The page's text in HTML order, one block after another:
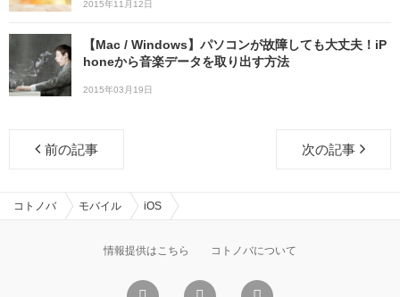
2015年11月12日
【Mac / Windows】パソコンが故障しても大丈夫！iP
honeから音楽データを取り出す方法
2015年03月19日
前の記事 次の記事
コトノバ モバイル iOS
情報提供はこちら コトノバについて